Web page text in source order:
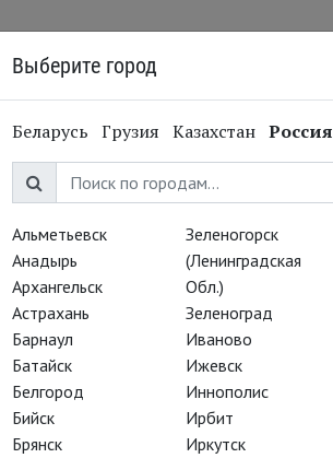
лекторий в кино
Бетховен
Выберите город
Беларусь Грузия Казахстан Россия
Альметьевск
Анадырь
Архангельск
Астрахань
Барнаул
Батайск
Белгород
Бийск
Брянск
Зеленогорск
(Ленинградская
Обл.)
Зеленоград
Иваново
Ижевск
Иннополис
Ирбит
Иркутск